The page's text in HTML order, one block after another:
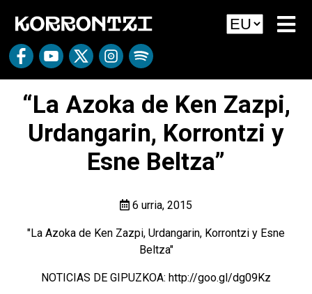
“La Azoka de Ken Zazpi,
Urdangarin, Korrontzi y
Esne Beltza”
6 urria, 2015
"La Azoka de Ken Zazpi, Urdangarin, Korrontzi y Esne
Beltza"
NOTICIAS DE GIPUZKOA: http://goo.gl/dg09Kz